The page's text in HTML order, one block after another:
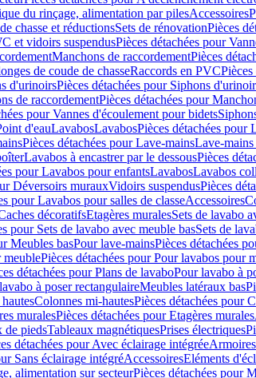
du rinçage, alimentation par pilesAccessoires
chasse et réductionsSets de rénovationPièces
et vidoirs suspendusPièces détachées pour
Manchons de raccordementPièces
de coude de chasseRaccords en PVC
d'urinoirsPièces détachées pour Siphons
de raccordementPièces détachées pour
pour Vannes d'écoulement pour bidets
d'eauLavabosLavabosPièces détachées pour
Pièces détachées pour Lave-mainsLave-mains
Lavabos à encastrer par le dessousPièces
pour Lavabos pour enfantsLavabosLavabos
Déversoirs murauxVidoirs suspendusPièces
pour Lavabos pour salles de classeAccessoires
décoratifsEtagères muralesSets de lavabo
pour Sets de lavabo avec meuble basSets de
Meubles basPour lave-mainsPièces détachées
meublePièces détachées pour Pour lavabos pour
détachées pour Plans de lavaboPour lavabo à
à poser rectangulaireMeubles latéraux bas
Colonnes mi-hautesPièces détachées pour
muralesPièces détachées pour Etagères murales
de piedsTableaux magnétiquesPrises électriques
détachées pour Avec éclairage intégrée
Sans éclairage intégréAccessoiresEléments
alimentation sur secteurPièces détachées pour